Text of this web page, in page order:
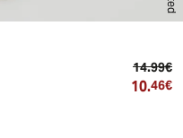
14.99€
10.46€